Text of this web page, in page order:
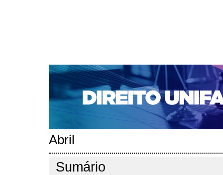
CAPA SOBRE ACESSO CADASTRO
NOTÍCIAS
EDIÇÕES DE Nº 1 A 100 WEBMAIL
Capa>Edições anteriores>n. 214 (2018)
n. 214 (2018)
Abril
Sumário